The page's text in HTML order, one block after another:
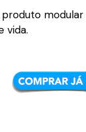
produto modular
vida.